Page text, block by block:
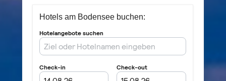
Hotels am Bodensee buchen: